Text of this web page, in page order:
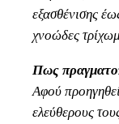
εξασθένισης
χνοώδες
Πως
Αφού
ελεύθερους